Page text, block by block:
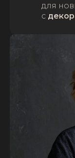
для
с